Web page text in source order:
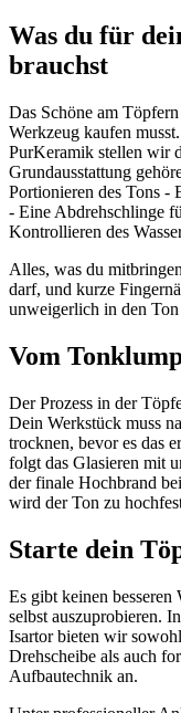
Was du für
brauchst
Das Schöne am
Werkzeug kaufen
PurKeramik stellen wir
Grundausstattung
Portionieren des Tons -
- Eine Abdrehschlinge
Kontrollieren des
Alles, was du
darf, und kurze
unweigerlich in den
Vom
Der Prozess in der
Dein Werkstück muss
trocknen, bevor es das
folgt das Glasieren mit
der finale Hochbrand
wird der Ton zu
Starte dein
Es gibt keinen besseren
selbst auszuprobieren.
Isartor bieten wir
Drehscheibe als auch
Aufbautechnik an.